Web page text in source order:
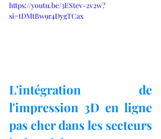
https://youtu.be/3EStev-2v2w?
si=tDMtBw9r4DygTCax
L'intégration de
l'impression 3D en ligne
pas cher dans les secteurs